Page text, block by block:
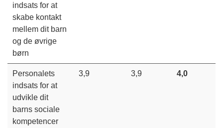
indsats for at
skabe kontakt
mellem dit barn
og de øvrige
børn
Personalets
indsats for at
udvikle dit
barns sociale
kompetencer
3,9 3,9 4,0